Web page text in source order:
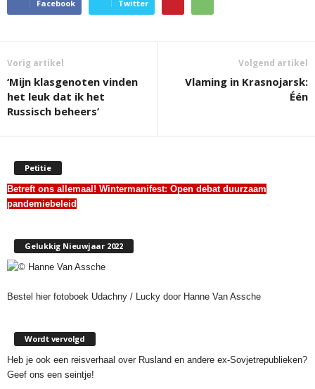
Facebook Twitter
Vorig artikel
‘Mijn klasgenoten vinden
het leuk dat ik het
Russisch beheers’
Volgend artikel
Vlaming in Krasnojarsk:
Één
Petitie
Betreft ons allemaal! Wintermanifest: Open debat duurzaam
pandemiebeleid
Gelukkig Nieuwjaar 2022
Bestel hier fotoboek Udachny / Lucky door Hanne Van Assche
Wordt vervolgd
Heb je ook een reisverhaal over Rusland en andere ex-Sovjetrepublieken?
Geef ons een seintje!